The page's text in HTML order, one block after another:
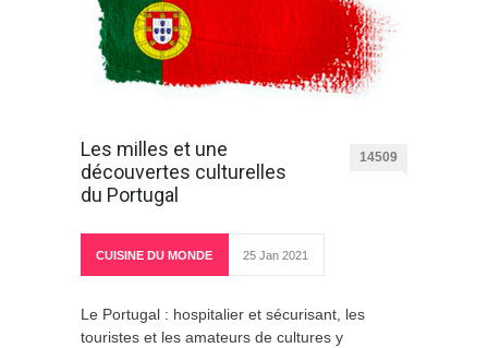
Les milles et une
découvertes culturelles
du Portugal
14509
CUISINE DU MONDE 25 Jan 2021
Le Portugal : hospitalier et sécurisant, les
touristes et les amateurs de cultures y